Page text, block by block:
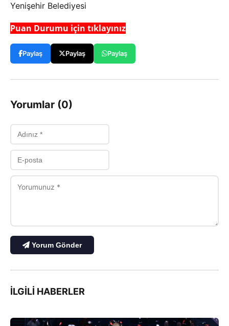
Yenişehir Belediyesi
Puan Durumu için tıklayınız
Paylaş Paylaş Paylaş
Yorumlar (0)
Yorum Gönder
İLGILI HABERLER